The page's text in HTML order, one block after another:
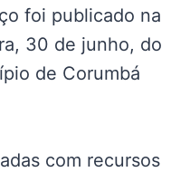
foi publicado na
30 de junho, do
de Corumbá
com recursos